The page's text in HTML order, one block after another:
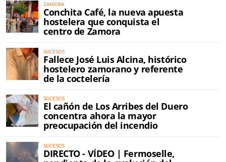
ZAMORA
Conchita Café, la nueva apuesta
hostelera que conquista el
centro de Zamora
SUCESOS
Fallece José Luis Alcina, histórico
hostelero zamorano y referente
de la coctelería
SUCESOS
El cañón de Los Arribes del Duero
concentra ahora la mayor
preocupación del incendio
SUCESOS
DIRECTO - VÍDEO | Fermoselle,